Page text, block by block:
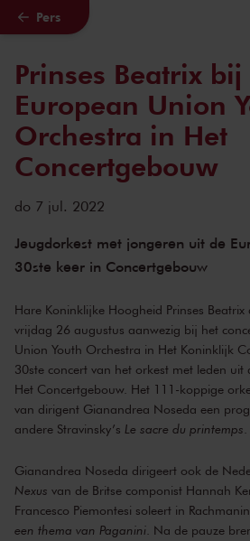
Naar hoofdcontent
Pers
Prinses Beatrix
European Union
Orchestra in Het
Concertgebouw
do 7 jul. 2022
Jeugdorkest met jongeren uit de
30ste keer in Concertgebouw
Hare Koninklijke Hoogheid Prinses
vrijdag 26 augustus aanwezig bij het
Union Youth Orchestra in Het Koninklijk
30ste concert van het orkest met leden uit
Het Concertgebouw. Het 111-koppige
van dirigent Gianandrea Noseda een
andere Stravinsky’s Le sacre du printemps
Gianandrea Noseda dirigeert ook de
Nexus van de Britse componist Hannah
Francesco Piemontesi soleert in
een thema van Paganini . Na de pauze